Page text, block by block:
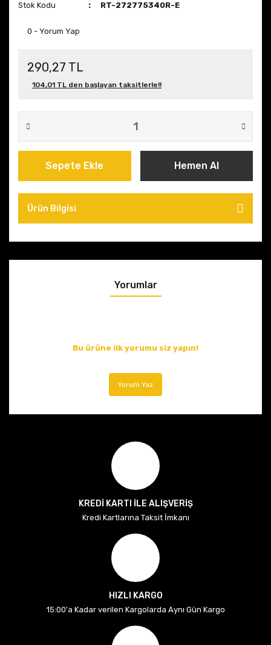
Stok Kodu
RT-272775340R-E
0 - Yorum Yap
290,27 TL
104,01 TL den başlayan taksitlerle!!
Sepete Ekle Hemen Al
Ürün Bilgisi
Yorumlar
Bu ürüne ilk yorumu siz yapın!
Yorum Yaz
KREDİ KARTI İLE ALIŞVERİŞ
Kredi Kartlarına Taksit İmkanı
HIZLI KARGO
15:00'a Kadar verilen Kargolarda Aynı Gün Kargo